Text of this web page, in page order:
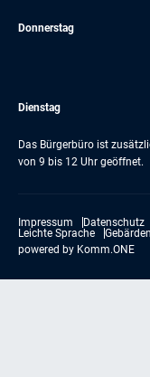
Donnerstag
Dienstag
Das Bürgerbüro ist
von 9 bis 12 Uhr geöffnet.
Impressum Datenschutz
Leichte Sprache
powered by Komm.ONE